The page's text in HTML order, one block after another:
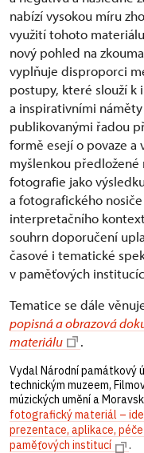
nabízí vysokou míru
využití tohoto
nový pohled na
vyplňuje disproporci
postupy, které slouží
a inspirativními
publikovanými řadou
formě esejí o povaze
myšlenkou
fotografie jako
a fotografického
interpretačního
souhrn doporučení
časové i tematické
v paměťových
Tematice se dále
popisná a obrazová
materiálu
.
Vydal Národní památkový
technickým muzeem,
múzických umění a
fotografický materiál –
prezentace, aplikace,
paměťových institucí
.